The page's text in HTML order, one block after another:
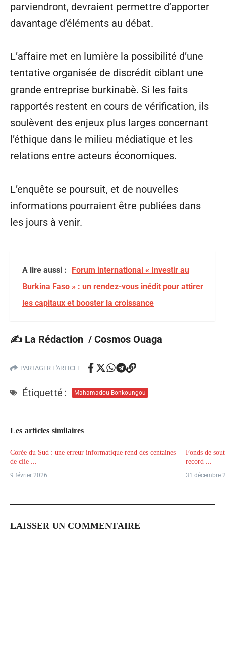
parviendront, devraient permettre d’apporter
davantage d’éléments au débat.
L’affaire met en lumière la possibilité d’une
tentative organisée de discrédit ciblant une
grande entreprise burkinabè. Si les faits
rapportés restent en cours de vérification, ils
soulèvent des enjeux plus larges concernant
l’éthique dans le milieu médiatique et les
relations entre acteurs économiques.
L’enquête se poursuit, et de nouvelles
informations pourraient être publiées dans
les jours à venir.
A lire aussi :
Forum international « Investir au
Burkina Faso » : un rendez-vous inédit pour attirer
les capitaux et booster la croissance
✍️ La Rédaction / Cosmos Ouaga
PARTAGER L'ARTICLE
Étiquetté : Mahamadou Bonkoungou
Les articles similaires
Corée du Sud : une erreur informatique rend des centaines
de clie ...
9 février 2026
Fonds de
record ...
31 décembre
LAISSER UN COMMENTAIRE